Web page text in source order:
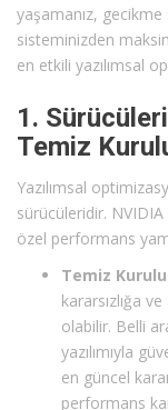
yaşamanız,
sisteminizden
en etkili yazılımsal
1.
Temiz
Yazılımsal
sürücüleridir.
özel performans
Temiz
kararsızlığa
olabilir. Belli
yazılımıyla
en güncel
performans